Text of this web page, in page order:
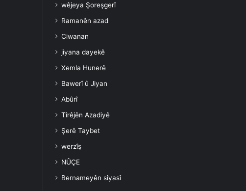
wêjeya Şoreşgerî
Ramanên azad
Ciwanan
jiyana dayekê
Xemla Hunerê
Bawerî û Jiyan
Abûrî
Tîrêjên Azadiyê
Şerê Taybet
werzîş
NÛÇE
Bernameyên siyasî